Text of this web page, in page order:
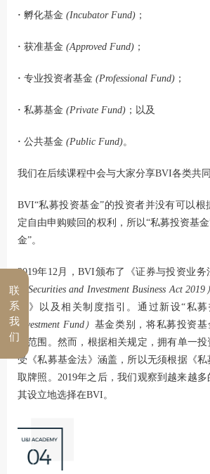
· 孵化基金 (Incubator Fund) ；
· 获准基金 (Approved Fund) ；
· 专业投资者基金 (Professional Fund) ；
· 私募基金 (Private Fund) ；以及
· 公共基金 (Public Fund)。
我们在后续课程中会与大家分享BVI各类共
BVI“私募投资基金”的投资者并没有可以
定自由申购赎回的权利，所以“私募投资基
金”。
2019年12月，BVI颁布了《证券与投资业务
（Securities and Investment Business Act 2019）
法》以及相关制度指引。通过新设“私募
Investment Fund） 基金类别，将私募投资基
管范围。然而，根据相关规定，拥有单一
受《私募基金法》涵盖，所以无须根据《
取牌照。2019年之后，我们观察到越来越
其设立地选择在BVI。
联
系
我
们